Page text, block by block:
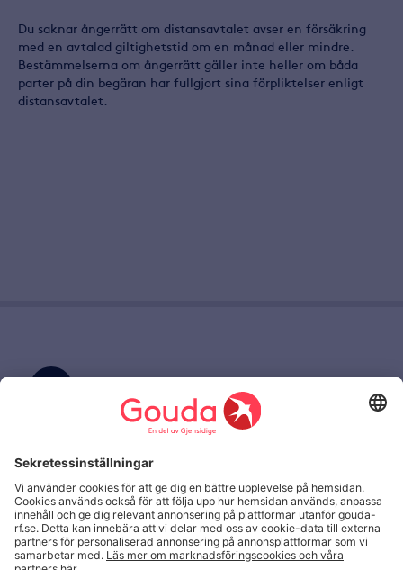
Du saknar ångerrätt om distansavtalet avser en försäkring
med en avtalad giltighetstid om en månad eller mindre.
Bestämmelserna om ångerrätt gäller inte heller om båda
parter på din begäran har fullgjort sina förpliktelser enligt
distansavtalet.
(+46) 08 615 28 00
Kundtjänst
Anmäl
skada,Anmäl skada English